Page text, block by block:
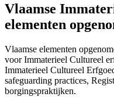
Vlaamse
elementen
Vlaamse elementen
voor Immaterieel Cultureel
Immaterieel Cultureel
safeguarding practices,
borgingspraktijken.